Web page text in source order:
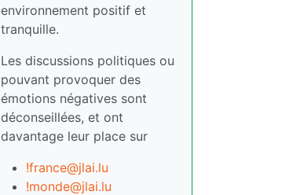
environnement positif et
tranquille.
Les discussions politiques ou
pouvant provoquer des
émotions négatives sont
déconseillées, et ont
davantage leur place sur
!france@jlai.lu
!monde@jlai.lu